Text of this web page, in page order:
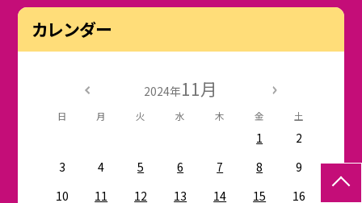
カレンダー
2024年11月
日 月 火 水 木 金 土
1
2
3
4 5 6 7 8
9
10
11 12 13 14 15 16